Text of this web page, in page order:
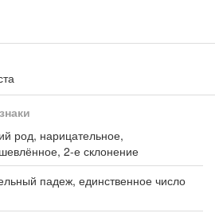
род, нарицательное,
2-е склонение
падеж, единственное число